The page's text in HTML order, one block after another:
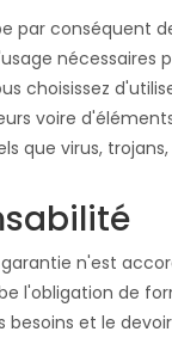
par conséquent
nécessaires
choisissez
voire
que virus, trojans,
n'est
l'obligation de
besoins et le